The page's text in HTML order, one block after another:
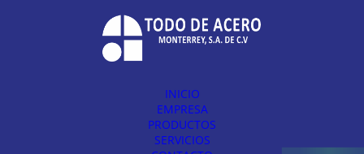
INICIO
EMPRESA
PRODUCTOS
SERVICIOS